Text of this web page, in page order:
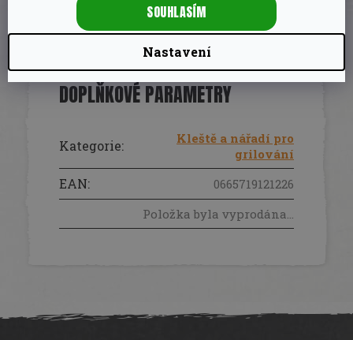
Nastavení
SOUHLASÍM
což výrazně rozšíří uživatelské rozhraní
vašeho grilu
DOPLŇKOVÉ PARAMETRY
Kategorie:
Kleště a nářadí pro
grilování
EAN:
0665719121226
Položka byla vyprodána…
á